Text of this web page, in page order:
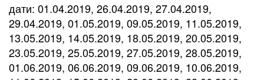
дати: 01.04.2019, 26.04.2019, 27.04.2019,
29.04.2019, 01.05.2019, 09.05.2019, 11.05.2019,
13.05.2019, 14.05.2019, 18.05.2019, 20.05.2019,
23.05.2019, 25.05.2019, 27.05.2019, 28.05.2019,
01.06.2019, 06.06.2019, 09.06.2019, 10.06.2019,